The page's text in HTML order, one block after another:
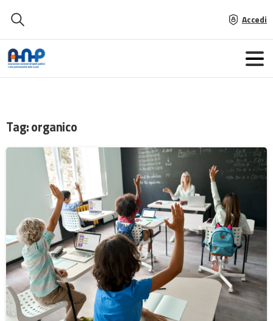
Accedi
Tag:organico